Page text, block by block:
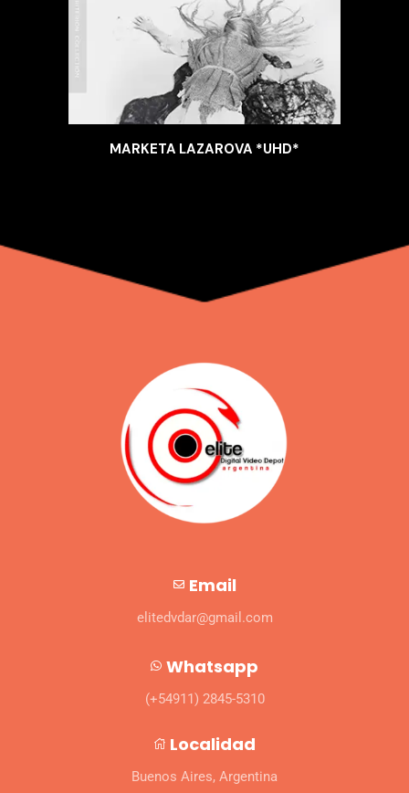
MARKETA LAZAROVA *UHD*
Email
elitedvdar@gmail.com
Whatsapp
(+54911) 2845-5310
Localidad
Buenos Aires, Argentina